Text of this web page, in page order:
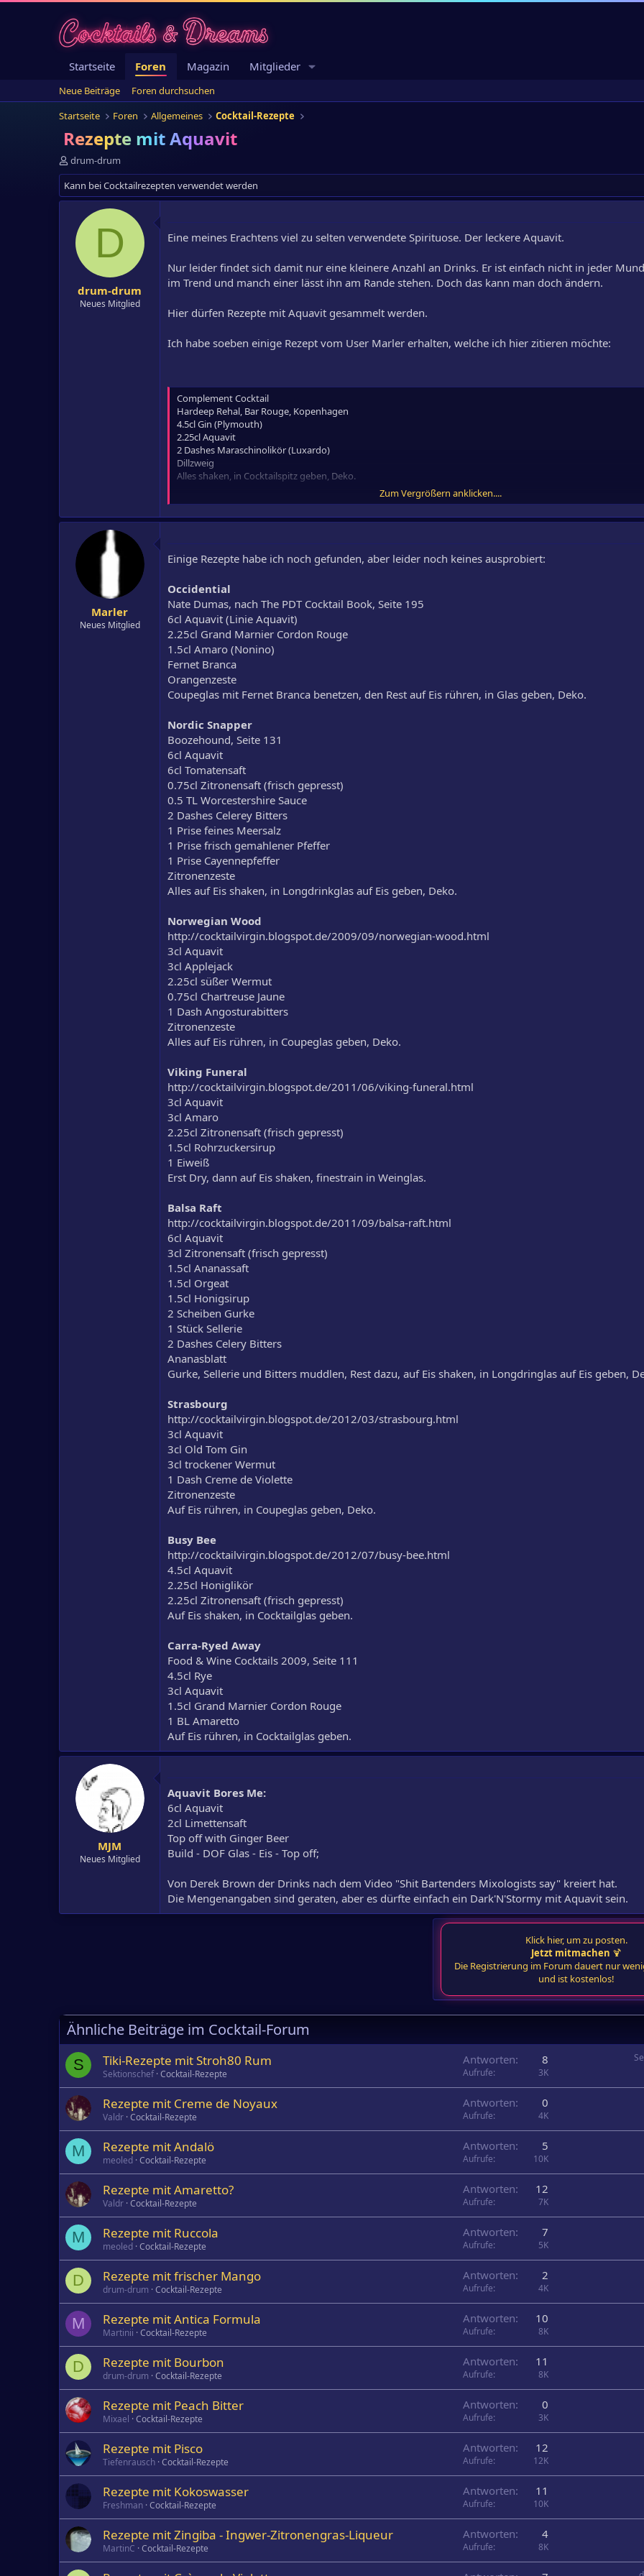
Startseite Foren Magazin Mitglieder
Neue Beiträge
Foren durchsuchen
Startseite
Foren Allgemeines Cocktail-Rezepte
Rezepte mit Aquavit
E
r
s
t
drum-drum
Kann bei Cocktailrezepten verwendet werden
D
drum-drum
Neues Mitglied
Eine meines Erachtens viel zu selten verwendete Spirituose. Der leckere Aquavit.
Nur leider findet sich damit nur eine kleinere Anzahl an Drinks. Er ist einfach nicht in jeder
im Trend und manch einer lässt ihn am Rande stehen. Doch das kann man doch ändern.
Hier dürfen Rezepte mit Aquavit gesammelt werden.
Ich habe soeben einige Rezept vom User Marler erhalten, welche ich hier zitieren möchte:
Complement Cocktail
Hardeep Rehal, Bar Rouge, Kopenhagen
4.5cl Gin (Plymouth)
2.25cl Aquavit
2 Dashes Maraschinolikör (Luxardo)
Dillzweig
Alles shaken, in Cocktailspitz geben, Deko.
Trident Cocktail
Robert, Hess, 2007
3cl Fino Sherry
2 Dashes Peach Bitters (TBT)
Auf Eis rühren, in Old Fashioned-Glas, Deko.
Nickel Rose
The Art of Bar, Seite 83
4.5cl Aquavit
0.75cl Limettensaft (frisch gepresst)
0.75cl Grapefruitsaft (frisch gepresst)
0.75cl Falernum
2 -3 Dashes Peachbitters (TBT)
Orangenzeste
Cocktailglas mit Campari benetzen. Den Rest auf Eis shaken, in Glas geben, Deko.
Zum Vergrößern anklicken....
Marler
Neues Mitglied
Einige Rezepte habe ich noch gefunden, aber leider noch keines ausprobiert:
Occidential
Nate Dumas, nach The PDT Cocktail Book, Seite 195
6cl Aquavit (Linie Aquavit)
2.25cl Grand Marnier Cordon Rouge
1.5cl Amaro (Nonino)
Fernet Branca
Orangenzeste
Coupeglas mit Fernet Branca benetzen, den Rest auf Eis rühren, in Glas geben, Deko.
Nordic Snapper
Boozehound, Seite 131
6cl Aquavit
6cl Tomatensaft
0.75cl Zitronensaft (frisch gepresst)
0.5 TL Worcestershire Sauce
2 Dashes Celerey Bitters
1 Prise feines Meersalz
1 Prise frisch gemahlener Pfeffer
1 Prise Cayennepfeffer
Zitronenzeste
Alles auf Eis shaken, in Longdrinkglas auf Eis geben, Deko.
Norwegian Wood
http://cocktailvirgin.blogspot.de/2009/09/norwegian-wood.html
3cl Aquavit
3cl Applejack
2.25cl süßer Wermut
0.75cl Chartreuse Jaune
1 Dash Angosturabitters
Zitronenzeste
Alles auf Eis rühren, in Coupeglas geben, Deko.
Viking Funeral
http://cocktailvirgin.blogspot.de/2011/06/viking-funeral.html
3cl Aquavit
3cl Amaro
2.25cl Zitronensaft (frisch gepresst)
1.5cl Rohrzuckersirup
1 Eiweiß
Erst Dry, dann auf Eis shaken, finestrain in Weinglas.
Balsa Raft
http://cocktailvirgin.blogspot.de/2011/09/balsa-raft.html
6cl Aquavit
3cl Zitronensaft (frisch gepresst)
1.5cl Ananassaft
1.5cl Orgeat
1.5cl Honigsirup
2 Scheiben Gurke
1 Stück Sellerie
2 Dashes Celery Bitters
Ananasblatt
Gurke, Sellerie und Bitters muddlen, Rest dazu, auf Eis shaken, in Longdringlas auf Eis geben,
Strasbourg
http://cocktailvirgin.blogspot.de/2012/03/strasbourg.html
3cl Aquavit
3cl Old Tom Gin
3cl trockener Wermut
1 Dash Creme de Violette
Zitronenzeste
Auf Eis rühren, in Coupeglas geben, Deko.
Busy Bee
http://cocktailvirgin.blogspot.de/2012/07/busy-bee.html
4.5cl Aquavit
2.25cl Honiglikör
2.25cl Zitronensaft (frisch gepresst)
Auf Eis shaken, in Cocktailglas geben.
Carra-Ryed Away
Food & Wine Cocktails 2009, Seite 111
4.5cl Rye
3cl Aquavit
1.5cl Grand Marnier Cordon Rouge
1 BL Amaretto
Auf Eis rühren, in Cocktailglas geben.
MJM
Neues Mitglied
Aquavit Bores Me:
6cl Aquavit
2cl Limettensaft
Top off with Ginger Beer
Build - DOF Glas - Eis - Top off;
Von Derek Brown der Drinks nach dem Video "Shit Bartenders Mixologists say" kreiert hat.
Die Mengenangaben sind geraten, aber es dürfte einfach ein Dark'N'Stormy mit Aquavit sein.
Klick hier, um zu posten.
Jetzt mitmachen 🍹
Die Registrierung im Forum dauert nur
und ist kostenlos!
Ähnliche Beiträge im Cocktail-Forum
S Tiki-Rezepte mit Stroh80 Rum
Sektionschef Cocktail-Rezepte
Antworten 8
Aufrufe 3K
Rezepte mit Creme de Noyaux
Valdr Cocktail-Rezepte
Antworten 0
Aufrufe 4K
M Rezepte mit Andalö
meoled Cocktail-Rezepte
Antworten 5
Aufrufe 10K
Rezepte mit Amaretto?
Valdr Cocktail-Rezepte
Antworten 12
Aufrufe 7K
M Rezepte mit Ruccola
meoled Cocktail-Rezepte
Antworten 7
Aufrufe 5K
D Rezepte mit frischer Mango
drum-drum Cocktail-Rezepte
Antworten 2
Aufrufe 4K
M Rezepte mit Antica Formula
Martinii Cocktail-Rezepte
Antworten 10
Aufrufe 8K
D Rezepte mit Bourbon
drum-drum Cocktail-Rezepte
Antworten 11
Aufrufe 8K
Rezepte mit Peach Bitter
Mixael Cocktail-Rezepte
Antworten 0
Aufrufe 3K
Rezepte mit Pisco
Tiefenrausch Cocktail-Rezepte
Antworten 12
Aufrufe 12K
Rezepte mit Kokoswasser
Freshman Cocktail-Rezepte
Antworten 11
Aufrufe 10K
Rezepte mit Zingiba - Ingwer-Zitronengras-Liqueur
MartinC Cocktail-Rezepte
Antworten 4
Aufrufe 8K